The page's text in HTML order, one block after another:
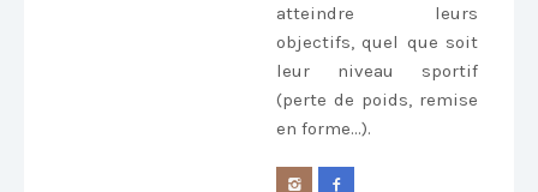
atteindre leurs
objectifs, quel que soit
leur niveau sportif
(perte de poids, remise
en forme...).